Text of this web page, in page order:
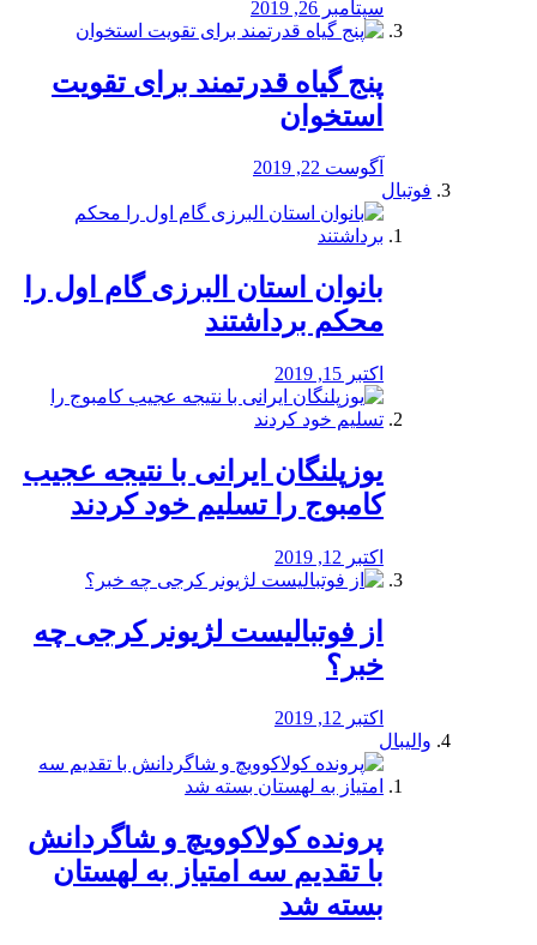
سپتامبر 26, 2019
پنج گیاه قدرتمند برای تقویت
استخوان
آگوست 22, 2019
فوتبال
بانوان استان البرزی گام اول را
محكم برداشتند
اکتبر 15, 2019
یوزپلنگان ایرانی با نتیجه عجیب
کامبوج را تسلیم خود کردند
اکتبر 12, 2019
از فوتبالیست لژیونر کرجی چه
خبر؟
اکتبر 12, 2019
والیبال
پرونده کولاکوویچ و شاگردانش
با تقدیم سه امتیاز به لهستان
بسته شد